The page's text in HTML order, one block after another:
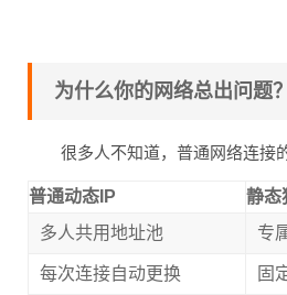
为什么你的网络总出问题？
很多人不知道，普通网络连接
普通动态IP
静态
多人共用地址池
专
每次连接自动更换 固